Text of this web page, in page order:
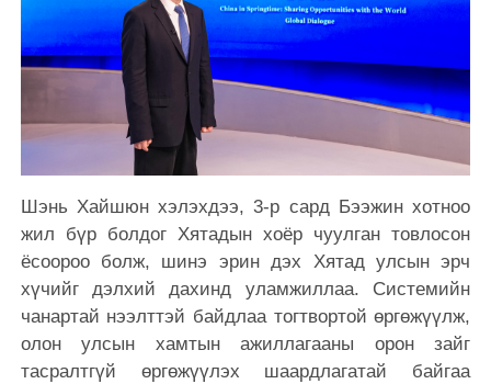
Шэнь Хайшюн хэлэхдээ, 3-р сард Бээжин хотноо
жил бүр болдог Хятадын хоёр чуулган товлосон
ёсоороо болж, шинэ эрин дэх Хятад улсын эрч
хүчийг дэлхий дахинд уламжиллаа. Системийн
чанартай нээлттэй байдлаа тогтвортой өргөжүүлж,
олон улсын хамтын ажиллагааны орон зайг
тасралтгүй өргөжүүлэх шаардлагатай байгаа